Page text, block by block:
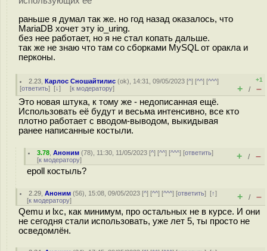
раньше я думал так же. но год назад оказалось, что
MariaDB хочет эту io_uring.
без нее работает, но я не стал копать дальше.
так же не знаю что там со сборками MySQL от оракла и
перконы.
2.23 ,Карлос Сношайтилис (ok), 14:31, 09/05/2023 [^] [^^] [^^^]
[ответить] [↓] [к модератору]
+1
+ / –
Это новая штука, к тому же - недописанная ещё.
Использовать её будут и весьма интенсивно, все кто
плотно работает с вводом-выводом, выкидывая
ранее написанные костыли.
3.78 ,Аноним (78), 11:30, 11/05/2023 [^] [^^] [^^^] [ответить]
[к модератору] + / –
epoll костыль?
2.29 ,Аноним (56), 15:08, 09/05/2023 [^] [^^] [^^^] [ответить][↑]
[к модератору] + / –
Qemu и lxc, как минимум, про остальных не в курсе. И они
не сегодня стали использовать, уже лет 5, ты просто не
осведомлён.